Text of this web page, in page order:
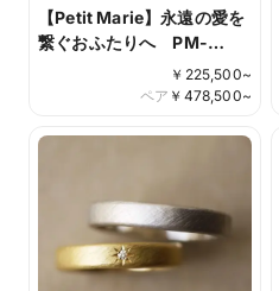
【Petit Marie】永遠の愛を
繋ぐおふたりへ PM-
￥ 225,500~
￥ 478,500~
ペア